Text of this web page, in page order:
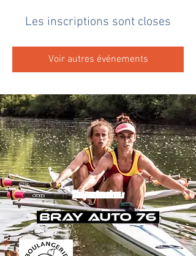
Les inscriptions sont closes
Voir autres événements
Nos partenaires :